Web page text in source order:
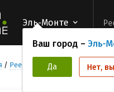
Эль-Монте
Ваш город – Эль-
Да Нет,
Реестр Клинических